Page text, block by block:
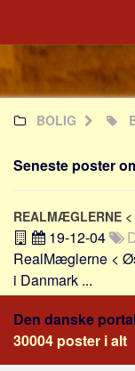
Portal
Udvandrerne.dk
Utvandrerne.no
Tyskland.dk
Rusland.dk
JLKM.dk
Lande
Tyrkiet
Spanien
BOLIG
Seneste poster
REALMÆGLERNE
19-12-04
RealMæglerne <
i Danmark ...
Den danske
30004 poster i alt